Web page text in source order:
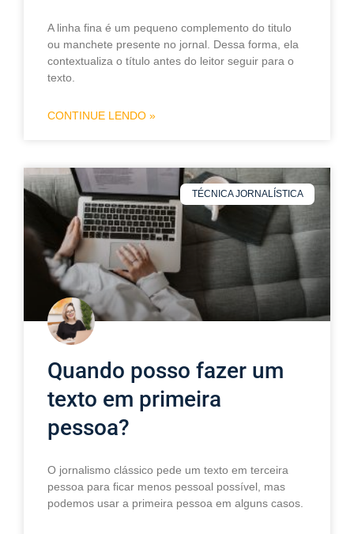
A linha fina é um pequeno complemento do titulo
ou manchete presente no jornal. Dessa forma, ela
contextualiza o título antes do leitor seguir para o
texto.
CONTINUE LENDO »
TÉCNICA JORNALÍSTICA
Quando posso fazer um
texto em primeira
pessoa?
O jornalismo clássico pede um texto em terceira
pessoa para ficar menos pessoal possível, mas
podemos usar a primeira pessoa em alguns casos.